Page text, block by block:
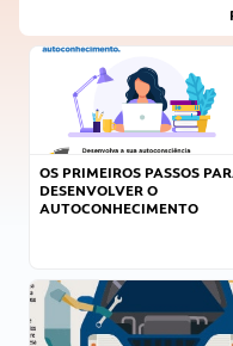
OS PRIMEIROS PASSOS
DESENVOLVER O
AUTOCONHECIMENTO